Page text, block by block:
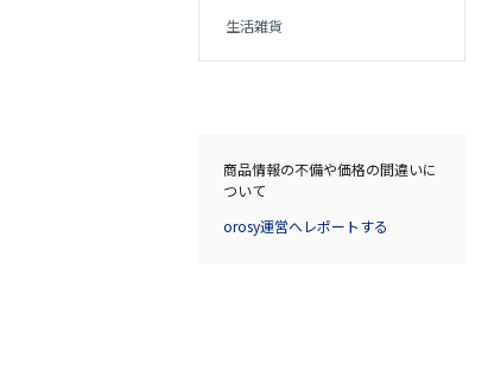
生活雑貨
商品情報の不備や価格の間違いに
ついて
orosy運営へレポートする